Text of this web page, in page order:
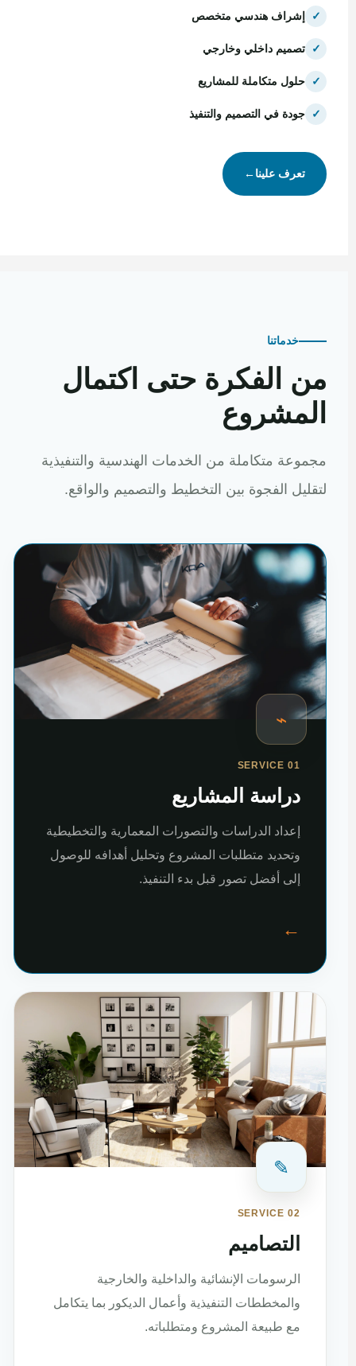
✓ إشراف هندسي متخصص
✓ تصميم داخلي وخارجي
✓ حلول متكاملة للمشاريع
✓ جودة في التصميم والتنفيذ
تعرف علينا←
خدماتنا
من الفكرة حتى اكتمال
المشروع
مجموعة متكاملة من الخدمات الهندسية والتنفيذية
لتقليل الفجوة بين التخطيط والتصميم والواقع.
⌁
SERVICE 01
دراسة المشاريع
إعداد الدراسات والتصورات المعمارية والتخطيطية
وتحديد متطلبات المشروع وتحليل أهدافه للوصول
إلى أفضل تصور قبل بدء التنفيذ.
←
✎
SERVICE 02
التصاميم
الرسومات الإنشائية والداخلية والخارجية
والمخططات التنفيذية وأعمال الديكور بما يتكامل
مع طبيعة المشروع ومتطلباته.